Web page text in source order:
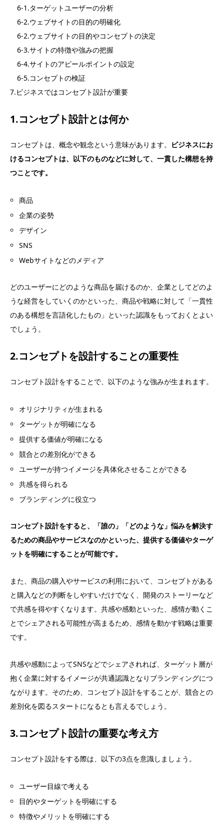
6-1.ターゲットユーザーの分析
6-2.ウェブサイトの目的の明確化
6-2.ウェブサイトの目的やコンセプトの決定
6-3.サイトの特徴や強みの把握
6-4.サイトのアピールポイントの設定
6-5.コンセプトの検証
7.ビジネスではコンセプト設計が重要
1.コンセプト設計とは何か
コンセプトは、概念や観念という意味があります。
ビジネスにお
けるコンセプトは、以下のものなどに対して、一貫した構想を持
つことです。
商品
企業の姿勢
デザイン
SNS
Webサイトなどのメディア
どのユーザーにどのような商品を届けるのか、企業としてどのよ
うな経営をしていくのかといった、商品や戦略に対して「一貫性
のある構想を言語化したもの」といった認識をもっておくとよい
でしょう。
2.コンセプトを設計することの重要性
コンセプト設計をすることで、以下のような強みが生まれます。
オリジナリティが生まれる
ターゲットが明確になる
提供する価値が明確になる
競合との差別化ができる
ユーザーが持つイメージを具体化させることができる
共感を得られる
ブランディングに役立つ
コンセプト設計をすると、「誰の」「どのような」悩みを解決す
るための商品やサービスなのかといった、提供する価値やターゲ
ットを明確にすることが可能です。
また、商品の購入やサービスの利用において、コンセプトがある
と購入などの判断をしやすいだけでなく、開発のストーリーなど
で共感を得やすくなります。共感や感動といった、感情が動くこ
とでシェアされる可能性が高まるため、感情を動かす戦略は重要
です。
共感や感動によってSNSなどでシェアされれば、ターゲット層が
抱く企業に対するイメージが共通認識となりブランディングにつ
ながります。そのため、コンセプト設計をすることが、競合との
差別化を図るスタートになるとも言えるでしょう。
3.コンセプト設計の重要な考え方
コンセプト設計をする際は、以下の3点を意識しましょう。
ユーザー目線で考える
目的やターゲットを明確にする
特徴やメリットを明確にする